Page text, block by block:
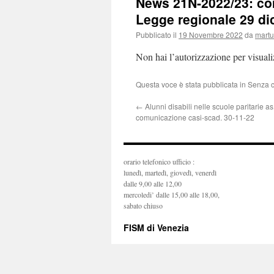
Legge regionale 29
Pubblicato il 19 Novembre 2022 da
Non hai l’autorizzazione per
Questa voce è stata pubblicata in Senza
← Alunni disabili nelle scuole paritarie
comunicazione casi-scad. 30-11-22
orario telefonico ufficio :
lunedì, martedì, giovedì, venerdì
dalle 9,00 alle 12,00
mercoledi’ dalle 15,00 alle 18,00,
sabato chiuso
FISM di Venezia